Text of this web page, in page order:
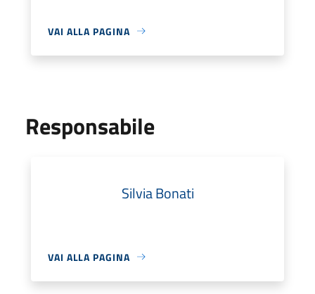
VAI ALLA PAGINA
Responsabile
Silvia Bonati
VAI ALLA PAGINA